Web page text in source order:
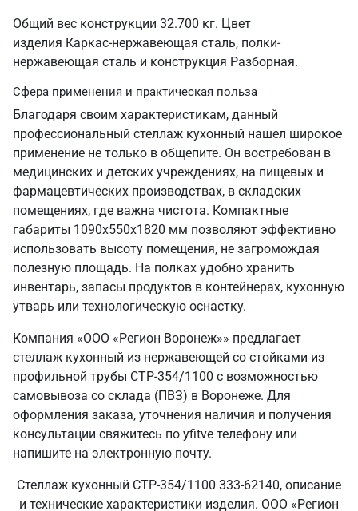
Общий вес конструкции 32.700 кг. Цвет
изделия Каркас-нержавеющая сталь, полки-
нержавеющая сталь и конструкция Разборная.
Сфера применения и практическая польза
Благодаря своим характеристикам, данный
профессиональный стеллаж кухонный нашел широкое
применение не только в общепите. Он востребован в
медицинских и детских учреждениях, на пищевых и
фармацевтических производствах, в складских
помещениях, где важна чистота. Компактные
габариты 1090х550х1820 мм позволяют эффективно
использовать высоту помещения, не загромождая
полезную площадь. На полках удобно хранить
инвентарь, запасы продуктов в контейнерах, кухонную
утварь или технологическую оснастку.
Компания «ООО «Регион Воронеж»» предлагает
стеллаж кухонный из нержавеющей со стойками из
профильной трубы СТР-354/1100 с возможностью
самовывоза со склада (ПВЗ) в Воронеже. Для
оформления заказа, уточнения наличия и получения
консультации свяжитесь по yfitve телефону или
напишите на электронную почту.
Стеллаж кухонный СТР-354/1100 333-62140, описание
и технические характеристики изделия. ООО «Регион